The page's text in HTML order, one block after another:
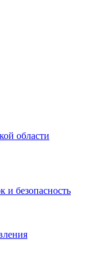
области
и безопасность